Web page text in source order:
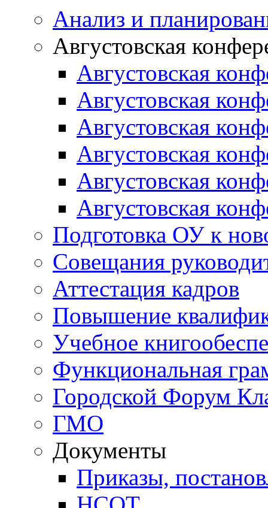
Анализ и
Августовская
Августовская
Августовская
Августовская
Августовская
Августовская
Августовская
Подготовка ОУ к
Совещания
Аттестация кадров
Повышение
Учебное
Функциональная
Городской Форум
ГМО
Документы
Приказы,